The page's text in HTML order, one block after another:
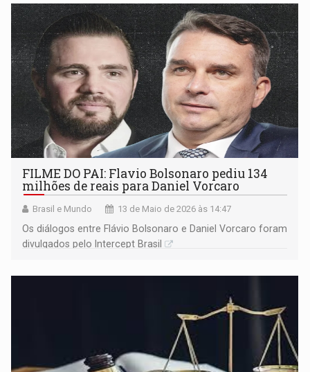
FILME DO PAI: Flavio Bolsonaro pediu 134
milhões de reais para Daniel Vorcaro
Brasil e Mundo 13 de Maio de 2026 às 14:47
Os diálogos entre Flávio Bolsonaro e Daniel Vorcaro foram
divulgados pelo Intercept Brasil